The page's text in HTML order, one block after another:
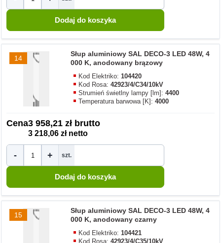
14
Słup aluminiowy SAL DECO-3 LED 48W, 4
000 K, anodowany brązowy
Kod Elektriko:104420
Kod Rosa:42923/4/C34/10kV
Strumień świetlny lampy [lm]:4400
Temperatura barwowa [K]:4000
Cena3 958,21 zł brutto
3 218,06 zł netto
- + szt.
15
Słup aluminiowy SAL DECO-3 LED 48W, 4
000 K, anodowany czarny
Kod Elektriko:104421
Kod Rosa:42923/4/C35/10kV